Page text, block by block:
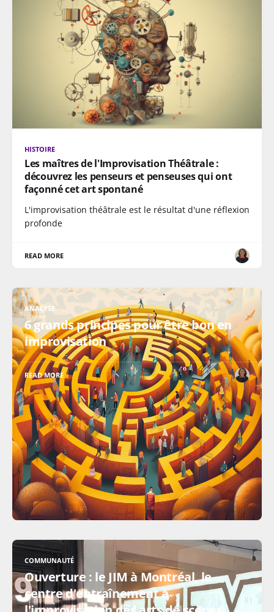
HISTOIRE
Les maîtres de l'Improvisation Théâtrale :
découvrez les penseurs et penseuses qui ont
façonné cet art spontané
L'improvisation théâtrale est le résultat d'une réflexion
profonde
READ MORE
ANALYSE
6 grands principes pour être bon en
improvisation
READ MORE
COMMUNAUTÉ
Ouverture : le JIM à Montréal, le
centre d'entraînement à